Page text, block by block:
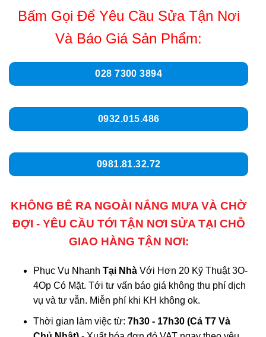
Bấm Gọi Để Yêu Cầu Sửa Tận Nơi
Và Báo Giá Sản Phẩm:
028 7300 3894
0932.015.486
0981.81.32.72
KHÔNG BÊ RA NGOÀI NẮNG MƯA VÀ CHỜ
ĐỢI - YÊU CẦU TỚI TẬN NƠI SỬA TẠI CHỖ
GIAO HÀNG TẬN NƠI:
Phục Vụ Nhanh Tại NhàVới Hơn 20 Kỹ Thuật 3O-
4Op Có Mặt. Tới tư vấn báo giá không thu phí dịch
vụ và tư vẫn. Miễn phí khi KH không ok.
Thời gian làm việc từ: 7h30 - 17h30 (Cả T7 Và